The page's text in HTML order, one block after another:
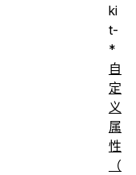
ki
t-
*
自
定
义
属
性
（